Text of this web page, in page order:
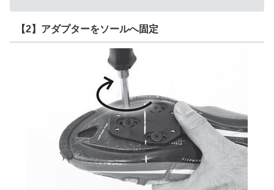
【2】アダプターをソールへ固定